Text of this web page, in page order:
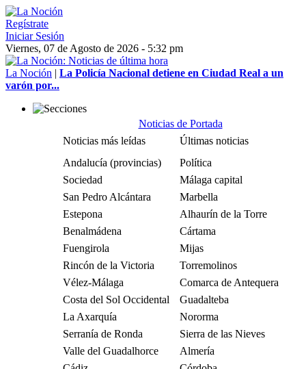
Regístrate
Iniciar Sesión
Viernes, 07 de Agosto de 2026 - 5:32 pm
La Noción | La Policía Nacional detiene en Ciudad Real a un
varón por...
Noticias de Portada
Noticias más leídas
Últimas noticias
Andalucía (provincias)
Política
Sociedad
Málaga capital
San Pedro Alcántara
Marbella
Estepona
Alhaurín de la Torre
Benalmádena
Cártama
Fuengirola
Mijas
Rincón de la Victoria
Torremolinos
Vélez-Málaga
Comarca de Antequera
Costa del Sol Occidental
Guadalteba
La Axarquía
Nororma
Serranía de Ronda
Sierra de las Nieves
Valle del Guadalhorce
Almería